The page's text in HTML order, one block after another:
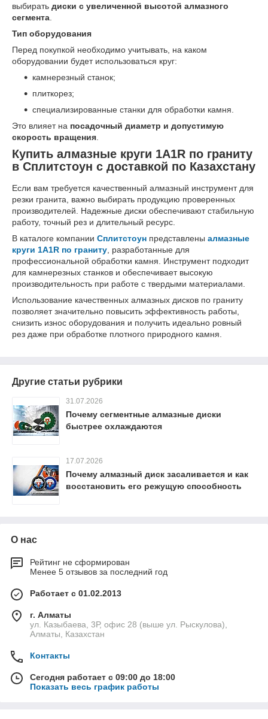
выбирать диски с увеличенной высотой алмазного
сегмента
Тип оборудования
Перед покупкой необходимо учитывать, на каком
оборудовании будет использоваться круг:
камнерезный станок;
плиткорез;
специализированные станки для обработки камня.
Это влияет на посадочный диаметр и допустимую
скорость вращения
Купить алмазные круги 1A1R по граниту
в Сплитстоун с доставкой по Казахстану
Если вам требуется качественный алмазный инструмент для
резки гранита, важно выбирать продукцию проверенных
производителей. Надежные диски обеспечивают стабильную
работу, точный рез и длительный ресурс.
В каталоге компании Сплитстоун представлены алмазные
круги 1A1R по граниту , разработанные для
профессиональной обработки камня. Инструмент подходит
для камнерезных станков и обеспечивает высокую
производительность при работе с твердыми материалами.
Использование качественных алмазных дисков по граниту
позволяет значительно повысить эффективность работы,
снизить износ оборудования и получить идеально ровный
рез даже при обработке плотного природного камня.
Другие статьи рубрики
31.07.2026
Почему сегментные алмазные диски
быстрее охлаждаются
17.07.2026
Почему алмазный диск засаливается и как
восстановить его режущую способность
О нас
Рейтинг не сформирован
Менее 5 отзывов за последний год
Работает с 01.02.2013
г. Алматы
ул. Казыбаева, 3Р, офис 28 (выше ул. Рыскулова),
Алматы, Казахстан
Контакты
Сегодня работает с 09:00 до 18:00
Показать весь график работы